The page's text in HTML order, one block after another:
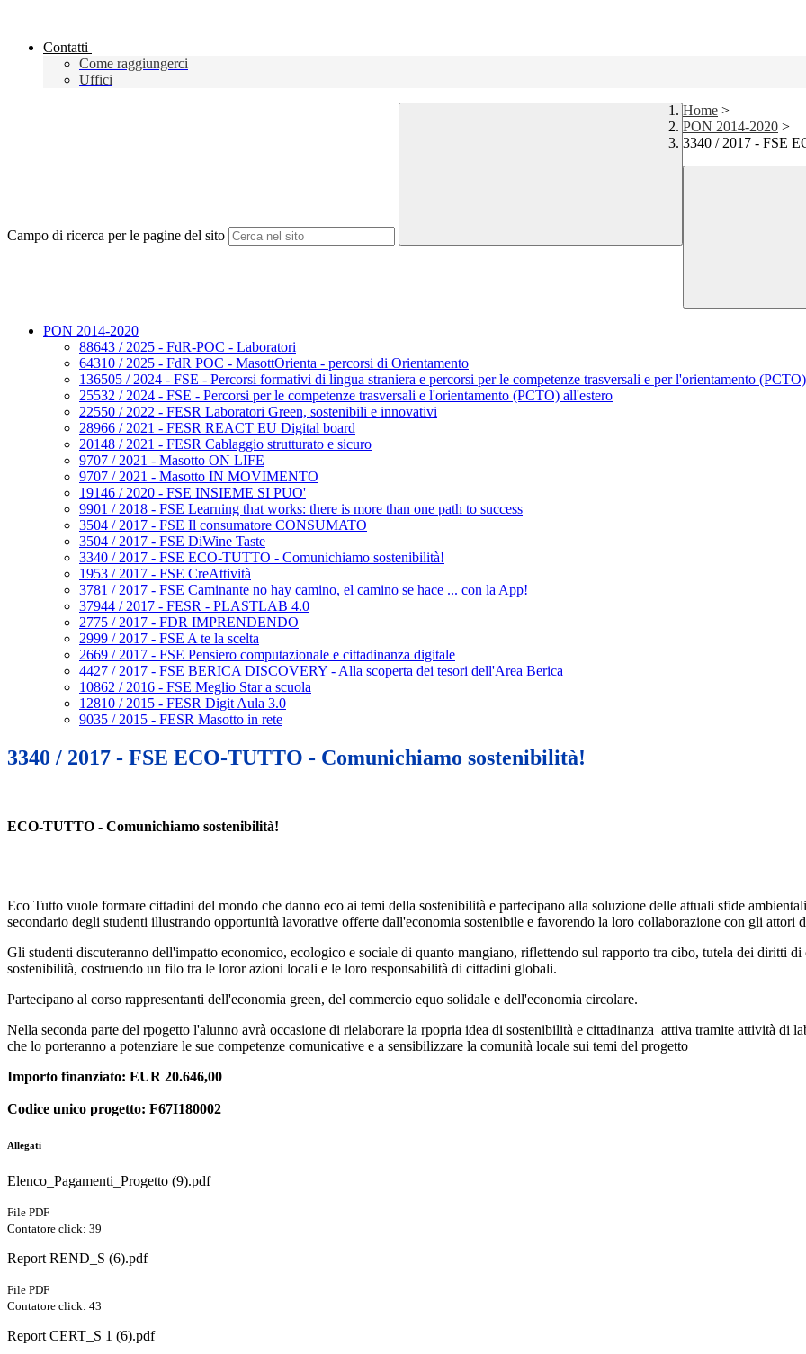
Contatti
Come raggiungerci
Uffici
Campo di ricerca per le pagine del sito
Home >
PON 2014-2020 >
3340 / 2017 - FSE
PON 2014-2020
88643 / 2025 - FdR-POC - Laboratori
64310 / 2025 - FdR POC - MasottOrienta - percorsi di Orientamento
136505 / 2024 - FSE - Percorsi formativi di lingua straniera e percorsi per le competenze trasversali e per l'orientamento
25532 / 2024 - FSE - Percorsi per le competenze trasversali e l'orientamento (PCTO) all'estero
22550 / 2022 - FESR Laboratori Green, sostenibili e innovativi
28966 / 2021 - FESR REACT EU Digital board
20148 / 2021 - FESR Cablaggio strutturato e sicuro
9707 / 2021 - Masotto ON LIFE
9707 / 2021 - Masotto IN MOVIMENTO
19146 / 2020 - FSE INSIEME SI PUO'
9901 / 2018 - FSE Learning that works: there is more than one path to success
3504 / 2017 - FSE Il consumatore CONSUMATO
3504 / 2017 - FSE DiWine Taste
3340 / 2017 - FSE ECO-TUTTO - Comunichiamo sostenibilità!
1953 / 2017 - FSE CreAttività
3781 / 2017 - FSE Caminante no hay camino, el camino se hace ... con la App!
37944 / 2017 - FESR - PLASTLAB 4.0
2775 / 2017 - FDR IMPRENDENDO
2999 / 2017 - FSE A te la scelta
2669 / 2017 - FSE Pensiero computazionale e cittadinanza digitale
4427 / 2017 - FSE BERICA DISCOVERY - Alla scoperta dei tesori dell'Area Berica
10862 / 2016 - FSE Meglio Star a scuola
12810 / 2015 - FESR Digit Aula 3.0
9035 / 2015 - FESR Masotto in rete
3340 / 2017 - FSE ECO-TUTTO - Comunichiamo sostenibilità!
ECO-TUTTO - Comunichiamo sostenibilità!
Eco Tutto vuole formare cittadini del mondo che danno eco ai temi della sostenibilità e partecipano alla soluzione delle attuali sfide
secondario degli studenti illustrando opportunità lavorative offerte dall'economia sostenibile e favorendo la loro collaborazione con gli attori
Gli studenti discuteranno dell'impatto economico, ecologico e sociale di quanto mangiano, riflettendo sul rapporto tra cibo, tutela dei diritti
sostenibilità, costruendo un filo tra le loror azioni locali e le loro responsabilità di cittadini globali.
Partecipano al corso rappresentanti dell'economia green, del commercio equo solidale e dell'economia circolare.
Nella seconda parte del rpogetto l'alunno avrà occasione di rielaborare la rpopria idea di sostenibilità e cittadinanza attiva tramite attività di
che lo porteranno a potenziare le sue competenze comunicative e a sensibilizzare la comunità locale sui temi del progetto
Importo finanziato: EUR 20.646,00
Codice unico progetto: F67I180002
Allegati
Elenco_Pagamenti_Progetto (9).pdf
File PDF
Contatore click: 39
Report REND_S (6).pdf
File PDF
Contatore click: 43
Report CERT_S 1 (6).pdf